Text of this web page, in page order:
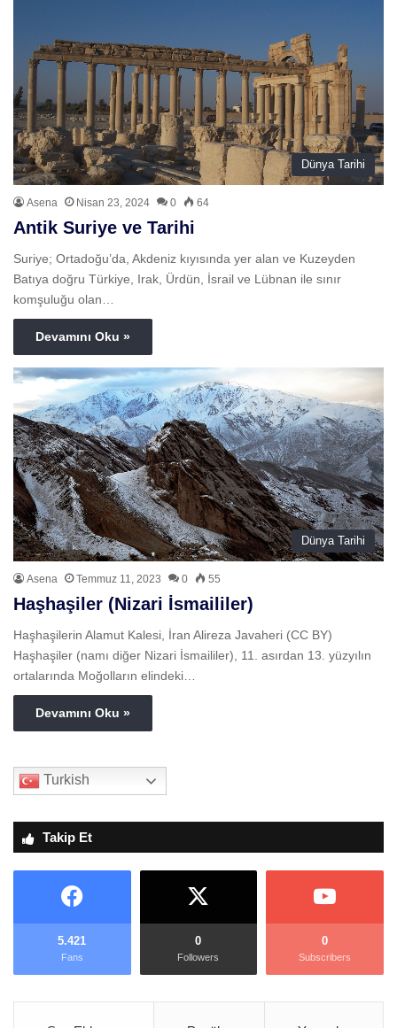
Dünya Tarihi
Asena Nisan 23, 2024 0 64
Antik Suriye ve Tarihi
Suriye; Ortadoğu’da, Akdeniz kıyısında yer alan ve Kuzeyden
Batıya doğru Türkiye, Irak, Ürdün, İsrail ve Lübnan ile sınır
komşuluğu olan…
Devamını Oku »
Dünya Tarihi
Asena Temmuz 11, 2023 0 55
Haşhaşiler (Nizari İsmaililer)
Haşhaşilerin Alamut Kalesi, İran Alireza Javaheri (CC BY)
Haşhaşiler (namı diğer Nizari İsmaililer), 11. asırdan 13. yüzyılın
ortalarında Moğolların elindeki…
Devamını Oku »
Turkish
Takip Et
5.421
Fans
0
Followers
0
Subscribers